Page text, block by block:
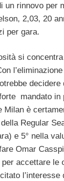
un rinnovo per
2,03, 20
per gara.
si
mandato in
Milan è
Regular
e 5° nella
Omar
accettare le
l’interesse